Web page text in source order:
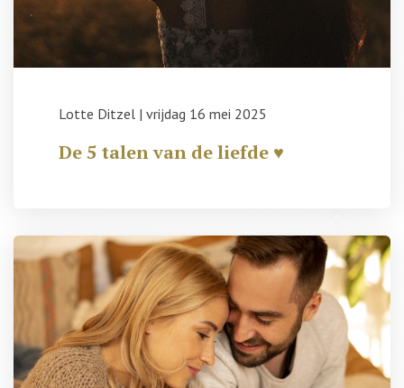
Lotte Ditzel | vrijdag 16 mei 2025
De 5 talen van de liefde ♥️